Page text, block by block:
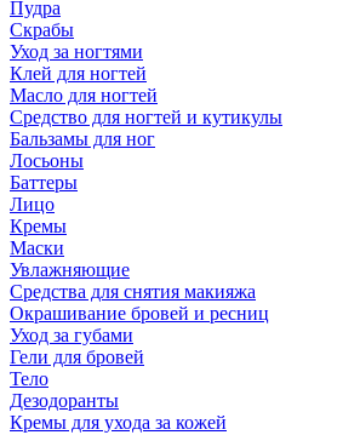
Пудра
Скрабы
Уход за ногтями
Клей для ногтей
Масло для ногтей
Средство для ногтей и кутикулы
Бальзамы для ног
Лосьоны
Баттеры
Лицо
Кремы
Маски
Увлажняющие
Средства для снятия макияжа
Окрашивание бровей и ресниц
Уход за губами
Гели для бровей
Тело
Дезодоранты
Кремы для ухода за кожей